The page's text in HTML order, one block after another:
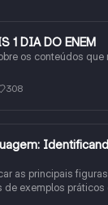
1 DIA DO ENEM
os conteúdos que
308
as principais
de exemplos práticos